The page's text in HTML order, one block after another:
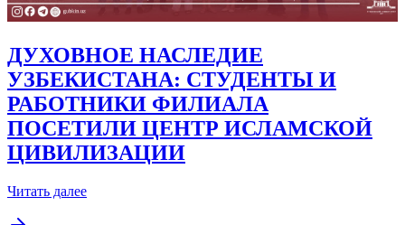
ДУХОВНОЕ НАСЛЕДИЕ
УЗБЕКИСТАНА: СТУДЕНТЫ И
РАБОТНИКИ ФИЛИАЛА
ПОСЕТИЛИ ЦЕНТР ИСЛАМСКОЙ
ЦИВИЛИЗАЦИИ
Читать далее